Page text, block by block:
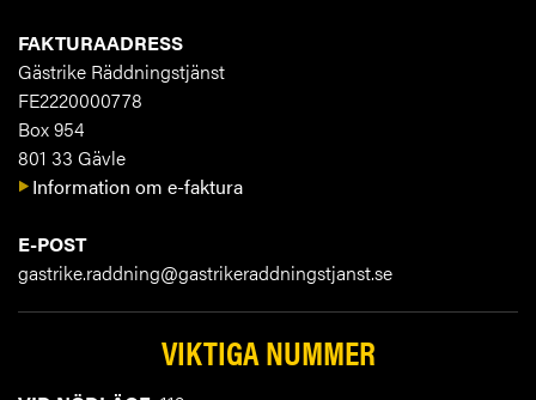
FAKTURAADRESS
Gästrike Räddningstjänst
FE2220000778
Box 954
801 33 Gävle
Information om e-faktura
E-POST
gastrike.raddning@gastrikeraddningstjanst.se
VIKTIGA NUMMER